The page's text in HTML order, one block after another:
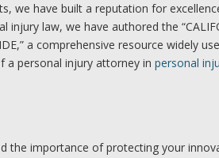
we have built a reputation for
injury law, we have authored the
a comprehensive resource widely
a personal injury attorney in personal
the importance of protecting your